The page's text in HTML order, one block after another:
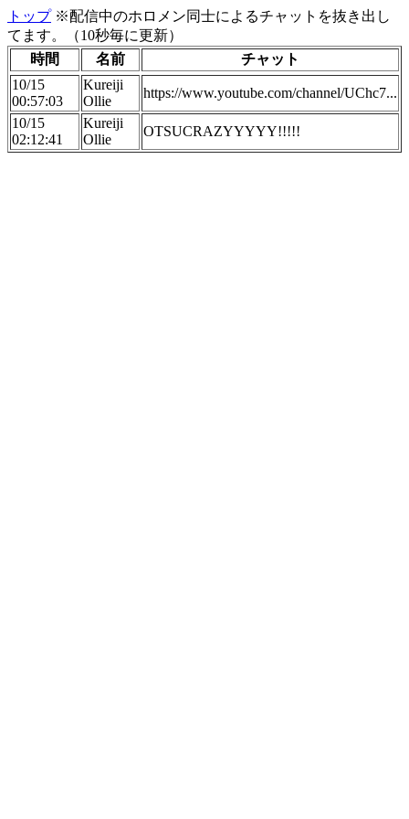
トップ※配信中のホロメン同士によるチャットを抜き出し
てます。（10秒毎に更新）
時間
名前
チャット
10/15
00:57:03
Kureiji
Ollie
https://www.youtube.com/channel/UChc7...
10/15
02:12:41
Kureiji
Ollie
OTSUCRAZYYYYY!!!!!